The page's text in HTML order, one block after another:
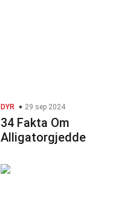
DYR 29 sep 2024
34 Fakta Om
Alligatorgjedde